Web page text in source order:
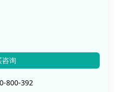
咨询
800-392